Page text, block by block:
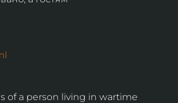
of a person living in wartime